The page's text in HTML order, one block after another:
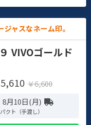
ャスなネーム印。
VIVOゴールド
5,610 ￥6,600
月10日(月)
クト（手渡し）